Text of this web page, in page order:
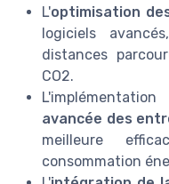
L'optimisation
logiciels
distances
CO2.
avancée des
meilleure
consommation